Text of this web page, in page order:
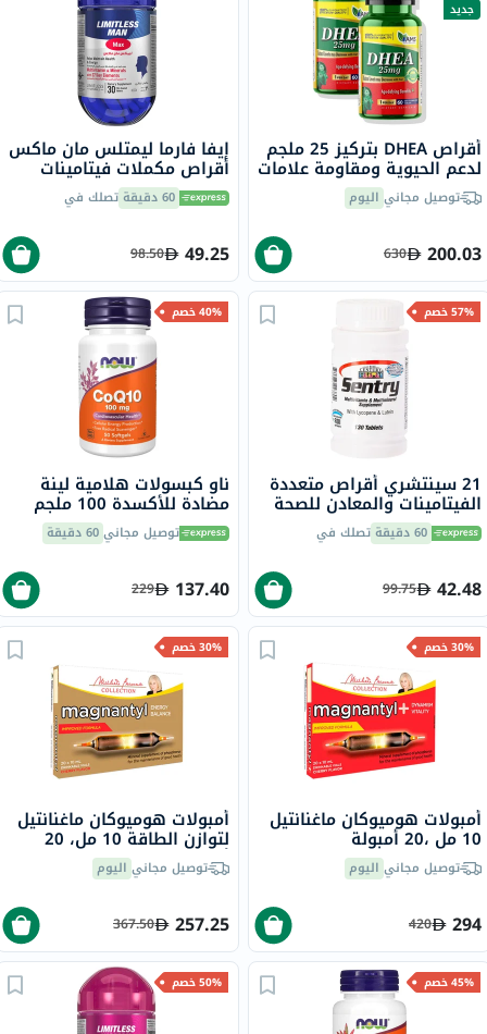
جديد
أقراص DHEA بتركيز 25 ملجم
لدعم الحيوية ومقاومة علامات
التقدم في السن إيه إم إس -
2 × 60 قرص توصيل مجاني اليوم
200.03
630
إيفا فارما ليمتلس مان ماكس
أقراص مكملات فيتامينات
ومعادن متعددة حزمة من 30
60 دقيقة تصلك في
49.25
98.50
57% خصم
21 سينتشري أقراص متعددة
الفيتامينات والمعادن للصحة
العامة، حزمة من 130
60 دقيقة تصلك في
42.48
99.75
40% خصم
ناو كبسولات هلامية لينة
مضادة للأكسدة 100 ملجم
لصحة القلب والطاقة، حزمة
من 50 توصيل مجاني60 دقيقة
137.40
229
30% خصم
أمبولات هوميوكان ماغنانتيل
10 مل ،20 أمبولة
توصيل مجاني اليوم
294
420
30% خصم
أمبولات هوميوكان ماغنانتيل
لتوازن الطاقة 10 مل، 20
أمبولةتوصيل مجاني اليوم
257.25
367.50
45% خصم 50% خصم